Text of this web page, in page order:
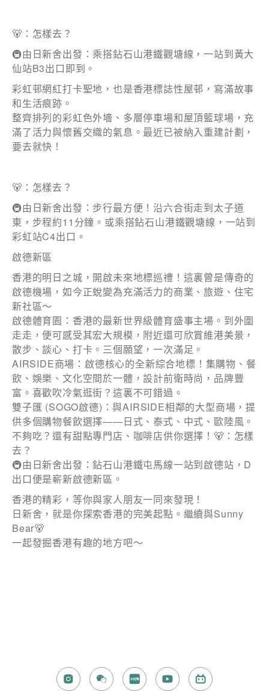
您可隨時向我們申明是否願意繼續接收推廣電郵：
1. 如欲取消收取推廣，請從我們的電郵推廣按下「取消訂閱」連
2. 以想取消的電郵地址電郵至 marketing@sunnyhouse.hk​
🐻：怎樣去？
🚇由日新舍出發：乘搭鉆石山港鐵觀塘線，一站到黃大
仙站B3出口即到。
彩虹邨網紅打卡聖地，也是香港標誌性屋邨，寫滿故事
和生活痕跡。
整齊排列的彩虹色外墻、多層停車場和屋頂籃球場，充
滿了活力與懷舊交織的氣息。最近已被納入重建計劃，
要去就快！
🐻：怎樣去？
🚇由日新舍出發：步行最方便！沿六合街走到太子道
東，步程約11分鐘。或乘搭鉆石山港鐵觀塘線，一站到
彩虹站C4出口。
啟德新區
香港的明日之城，開啟未來地標巡禮！這裏曾是傳奇的
啟德機場，如今正蛻變為充滿活力的商業、旅遊、住宅
新社區～
啟德體育園：香港的最新世界級體育盛事主場。到外圍
走走，便可感受其宏大規模，附近還可欣賞維港美景，
散步、談心、打卡。三個願望，一次滿足。
AIRSIDE商場：啟德核心的全新綜合地標！集購物、餐
飲、娛樂、文化空間於一體，設計前衛時尚，品牌豐
富。喜歡吹冷氣逛街？這裏不可錯過。
雙子匯 (SOGO啟德)：與AIRSIDE相鄰的大型商場，提
供多個購物餐飲選擇——日式、泰式、中式、歐陸風。
不夠吃？還有甜點專門店、咖啡店供你選擇！🐻：怎樣
去？
🚇由日新舍出發：鉆石山港鐵屯馬線一站到啟德站，D
出口便是嶄新啟德新區。
香港的精彩，等你與家人朋友一同來發現！
日新舍，就是你探索香港的完美起點。繼續與Sunny
Bear🐻
一起發掘香港有趣的地方吧～